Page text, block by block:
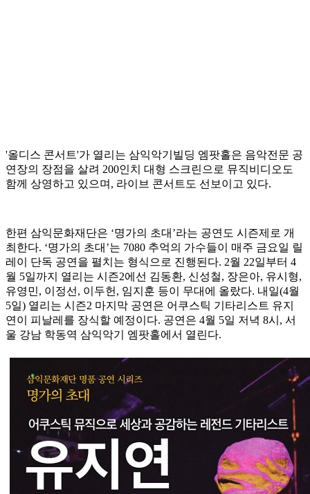
'올디스 콘서트'가 열리는 삼익악기빌딩 엠팟홀은 음악전문 공
연장의 장점을 살려 200인치 대형 스크린으로 뮤직비디오도
함께 상영하고 있으며, 라이브 콘서트도 선보이고 있다.
한편 삼익문화재단은 ‘명가의 초대’라는 공연도 시즌제로 개
최한다. ‘명가의 초대’는 7080 추억의 가수들이 매주 금요일 릴
레이 단독 공연을 펼치는 형식으로 진행된다. 2월 22일부터 4
월 5일까지 열리는 시즌2에선 김동환, 신성철, 장은아, 유시형,
유영민, 이정선, 이두헌, 임지훈 등이 무대에 올랐다. 내일(4월
5일) 열리는 시즌2 마지막 공연은 어쿠스틱 기타리스트 유지
연이 피날레를 장식할 예정이다. 공연은 4월 5일 저녁 8시, 서
울 강남 학동역 삼익악기 엠팟홀에서 열린다.